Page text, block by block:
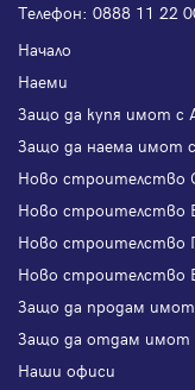
Телефон: 0888 11 22
Начало
Наеми
Защо да купя имот с
Защо да наема имот
Ново строителство
Ново строителство
Ново строителство
Ново строителство
Защо да продам имот
Защо да отдам имот
Наши офиси